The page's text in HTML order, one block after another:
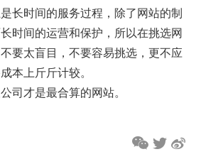
长时间的服务过程，除了网站的制
时间的运营和保护，所以在挑选网
要太盲目，不要容易挑选，更不应
本上斤斤计较。
司才是最合算的网站。